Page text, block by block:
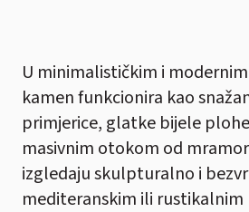
U minimalističkim i
kamen funkcionira kao
primjerice, glatke bijele
masivnim otokom od
izgledaju skulpturalno i
mediteranskim ili